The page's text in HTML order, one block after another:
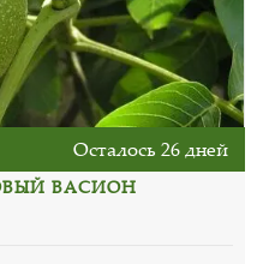
Осталось 26 дней
ВАСИОН